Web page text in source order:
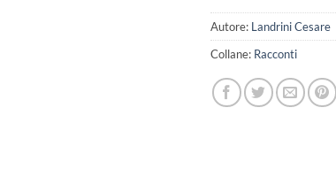
Autore: Landrini Cesare
Collane: Racconti